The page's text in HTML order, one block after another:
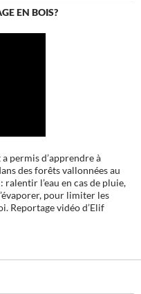
EN BOIS?
permis d’apprendre à
des forêts vallonnées au
ralentir l’eau en cas de pluie,
pour limiter les
Reportage vidéo d’Elif